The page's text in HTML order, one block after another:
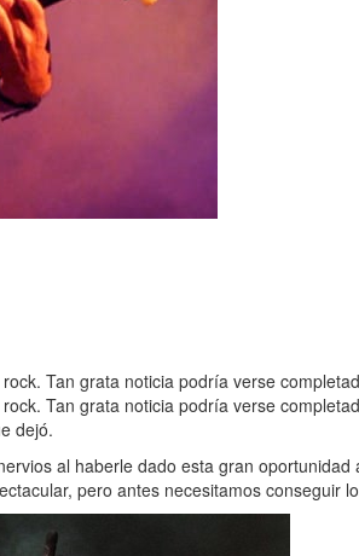
Tan grata noticia podría verse
Tan grata noticia podría verse
dejó.
al haberle dado esta gran
pero antes necesitamos conseguir